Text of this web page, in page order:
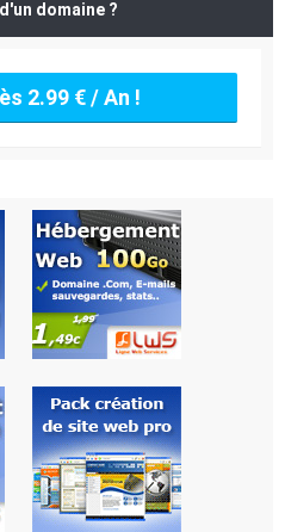
domaine ?
2.99 € / An !